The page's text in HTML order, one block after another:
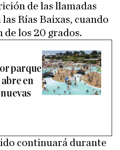
de las llamadas
Rías Baixas, cuando
de los 20 grados.
parque
en
continuará durante